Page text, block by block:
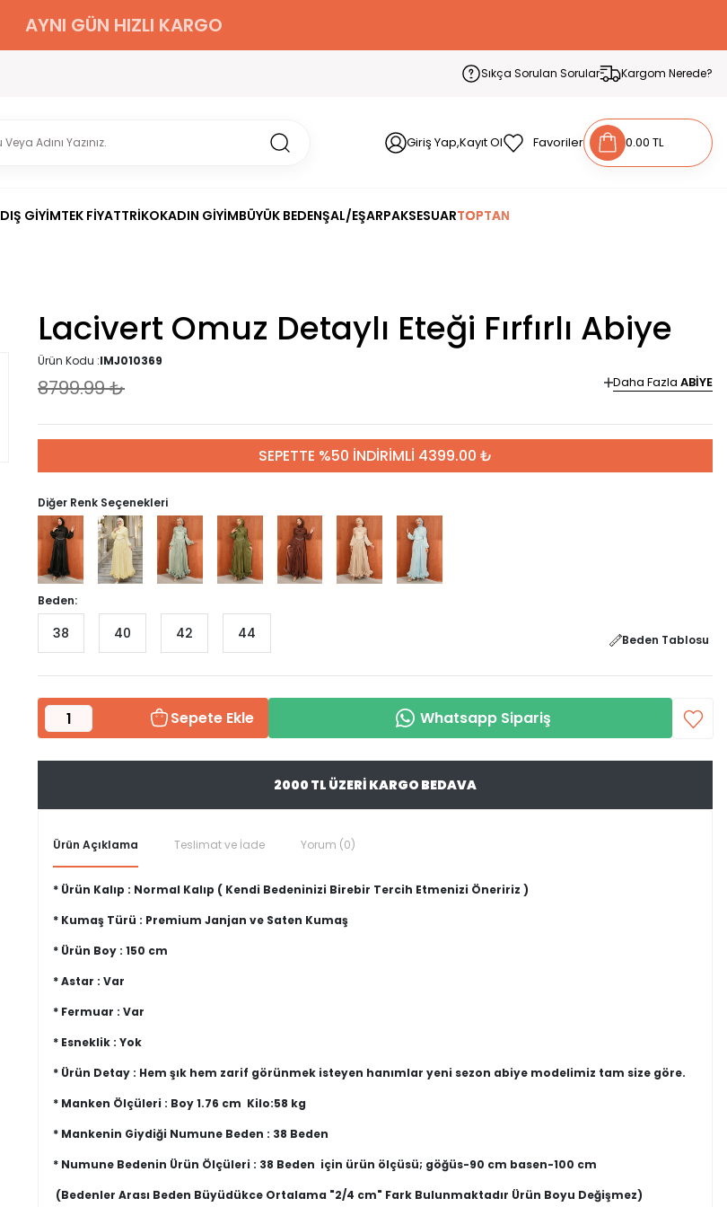
AYNI GÜN HIZLI KARGO
Sıkça Sorulan Sorular Kargom Nerede?
Giriş Yap,Kayıt Ol Favoriler 0.00 TL
DIŞ GİYİMTEK FİYATTRİKOKADIN GİYİMBÜYÜK BEDENŞAL/EŞARPAKSESUARTOPTAN
Lacivert Omuz Detaylı Eteği Fırfırlı Abiye
Ürün Kodu :IMJ010369
8799.99₺ Daha Fazla ABİYE
SEPETTE %50 İNDİRİMLİ 4399.00 ₺
Diğer Renk Seçenekleri
Beden:
38 40 42 44 Beden Tablosu
Sepete Ekle Whatsapp Sipariş
2000 TL ÜZERİ KARGO BEDAVA
Ürün Açıklama Teslimat ve İade Yorum (0)
* Ürün Kalıp : Normal Kalıp ( Kendi Bedeninizi Birebir Tercih Etmenizi Öneririz )
* Kumaş Türü : Premium Janjan ve Saten Kumaş
* Ürün Boy : 150 cm
* Astar : Var
* Fermuar : Var
* Esneklik : Yok
* Ürün Detay : Hem şık hem zarif görünmek isteyen hanımlar yeni sezon abiye modelimiz tam size göre.
* Manken Ölçüleri : Boy 1.76 cm Kilo:58 kg
* Mankenin Giydiği Numune Beden : 38 Beden
* Numune Bedenin Ürün Ölçüleri : 38 Beden için ürün ölçüsü; göğüs-90 cm basen-100 cm
(Bedenler Arası Beden Büyüdükce Ortalama "2/4 cm" Fark Bulunmaktadır Ürün Boyu Değişmez)